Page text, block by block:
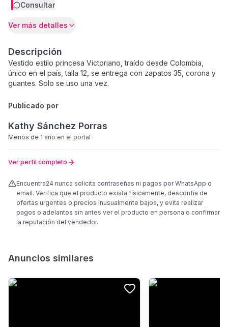
Consultar
Ver más detalles
Descripción
Vestido estilo princesa Victoriano, traído desde Colombia,
único en el país, talla 12, se entrega con zapatos 35, corona y
guantes. Solo se uso una vez.
Publicado por
Kathy Sánchez Porras
Menos de 1 año en el portal
Ver perfil completo
Encuentra24 nunca solicita contraseñas ni pagos por WhatsApp o
email. Verifica que el producto exista físicamente, desconfía de
ofertas urgentes o precios inusualmente bajos, y evita realizar
pagos o adelantos sin antes ver el producto en persona o confirmar
la reputación del vendedor.
Anuncios similares